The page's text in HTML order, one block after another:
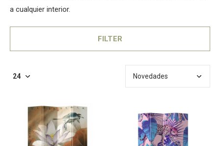
a cualquier interior.
FILTER